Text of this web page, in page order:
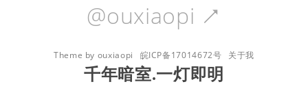
@ouxiaopi 
Theme by ouxiaopi 皖ICP备17014672号 关于我
千年暗室.一灯即明